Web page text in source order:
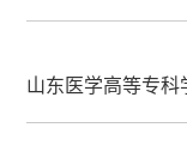
山东医学高等专科